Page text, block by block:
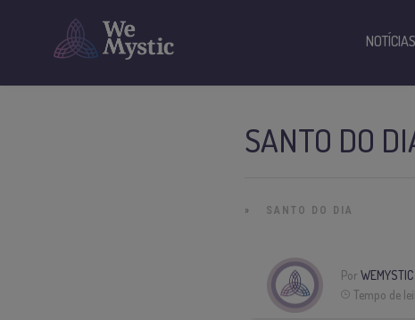
SANTO DO
» SANTO DO DIA
PorWEMYSTIC
Tempo de
NOTÍCIAS